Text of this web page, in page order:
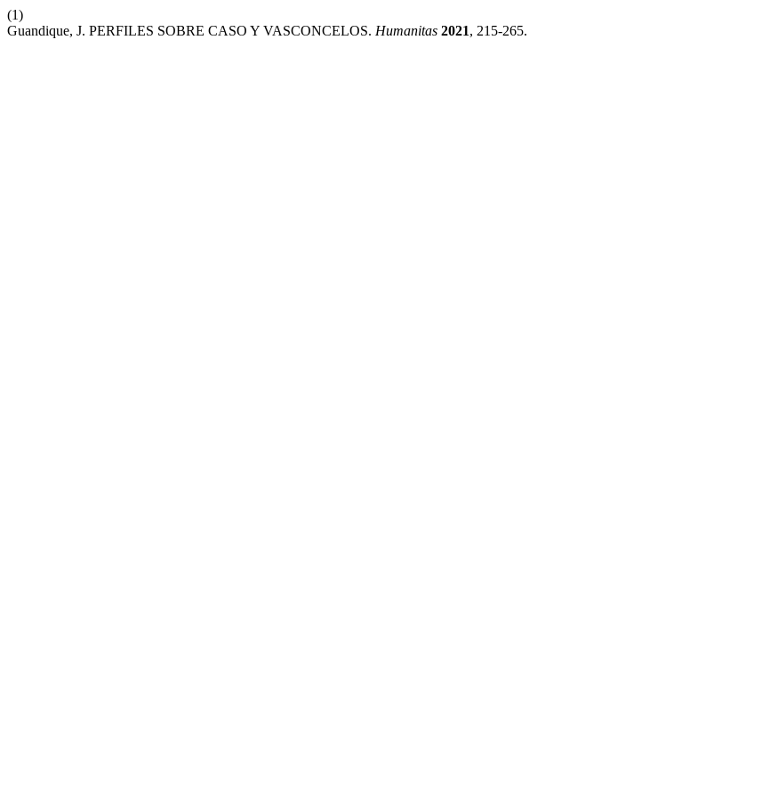
(1)
Guandique, J. PERFILES SOBRE CASO Y VASCONCELOS. Humanitas 2021, 215-265.